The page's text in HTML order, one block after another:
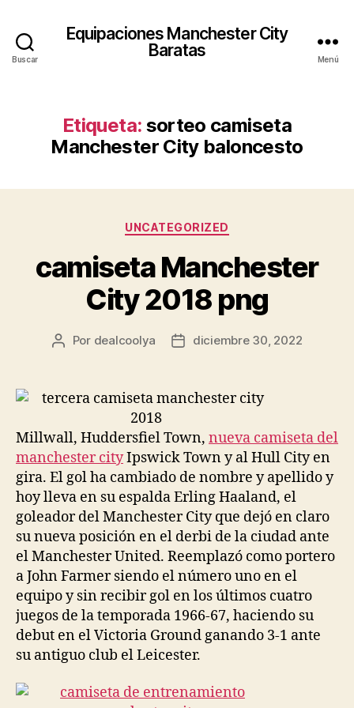
Buscar
Equipaciones Manchester City
Baratas
Menú
Etiqueta: sorteo camiseta
Manchester City baloncesto
Categorías
UNCATEGORIZED
camiseta Manchester
City 2018 png
Autor
entrada
Por dealcoolya
Fecha
entrada
diciembre 30, 2022
Millwall, Huddersfiel Town, nueva camiseta del
manchester cityIpswick Town y al Hull City en
gira. El gol ha cambiado de nombre y apellido y
hoy lleva en su espalda Erling Haaland, el
goleador del Manchester City que dejó en claro
su nueva posición en el derbi de la ciudad ante
el Manchester United. Reemplazó como portero
a John Farmer siendo el número uno en el
equipo y sin recibir gol en los últimos cuatro
juegos de la temporada 1966-67, haciendo su
debut en el Victoria Ground ganando 3-1 ante
su antiguo club el Leicester.